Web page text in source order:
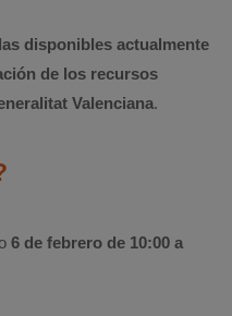
disponibles actualmente
de los recursos
Valenciana.
6 de febrero de 10:00 a